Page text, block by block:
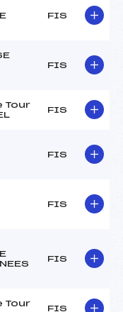
FIS
FIS
Tour
FIS
FIS
FIS
FIS
Tour
FIS